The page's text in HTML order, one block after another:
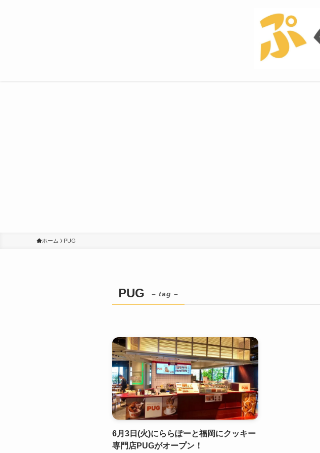
ホーム PUG
PUG – tag –
6月3日(火)にららぽーと福岡にクッキー
専門店PUGがオープン！